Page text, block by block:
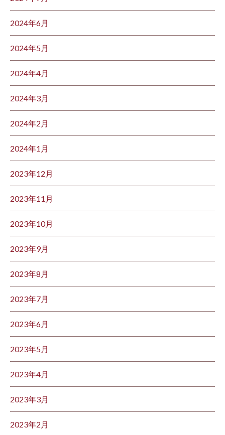
2024年6月
2024年5月
2024年4月
2024年3月
2024年2月
2024年1月
2023年12月
2023年11月
2023年10月
2023年9月
2023年8月
2023年7月
2023年6月
2023年5月
2023年4月
2023年3月
2023年2月